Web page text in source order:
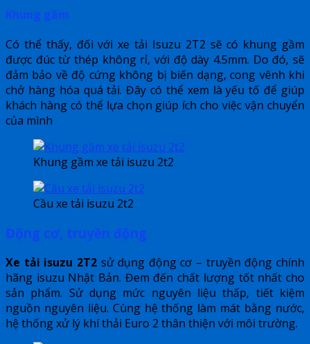
Khung gầm
Có thể thấy, đối với xe tải Isuzu 2T2 sẽ có khung gầm
được đúc từ thép không rỉ, với độ dày 4.5mm. Do đó, sẽ
đảm bảo về độ cứng không bị biến dạng, cong vênh khi
chở hàng hóa quá tải. Đây có thể xem là yếu tố để giúp
khách hàng có thể lựa chọn giúp ích cho việc vận chuyển
của mình
Khung gầm xe tải isuzu 2t2
Cầu xe tải isuzu 2t2
Động cơ, truyền động
Xe tải isuzu 2T2sử dụng động cơ – truyền động chính
hãng isuzu Nhật Bản. Đem đến chất lượng tốt nhất cho
sản phẩm. Sử dụng mức nguyên liệu thấp, tiết kiệm
nguồn nguyên liệu. Cùng hệ thống làm mát bằng nước,
hệ thống xử lý khí thải Euro 2 thân thiện với môi trường.